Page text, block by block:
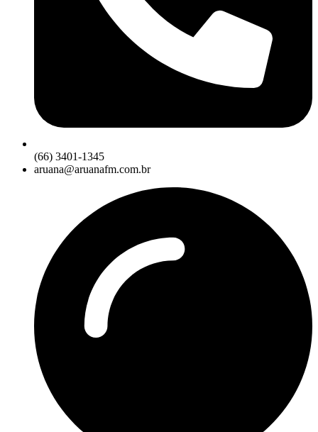
(66) 3401-1345
aruana@aruanafm.com.br